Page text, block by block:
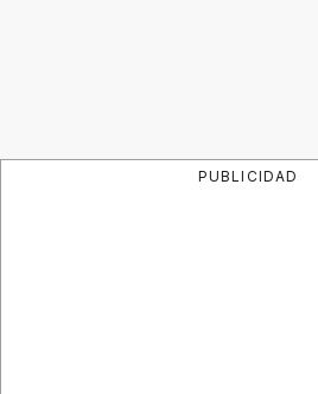
PUBLICIDAD